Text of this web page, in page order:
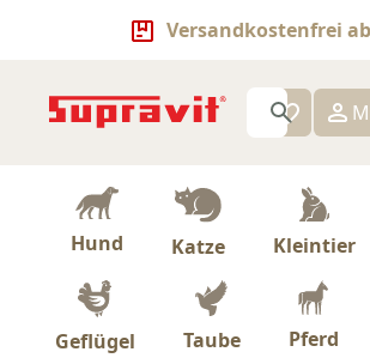
Versandkostenfrei
Hund Katze Kleintier
Geflügel Taube Pferd